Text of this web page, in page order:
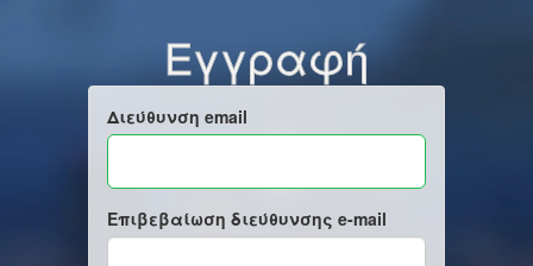
Εγγραφή
Διεύθυνση email
Επιβεβαίωση διεύθυνσης e-mail